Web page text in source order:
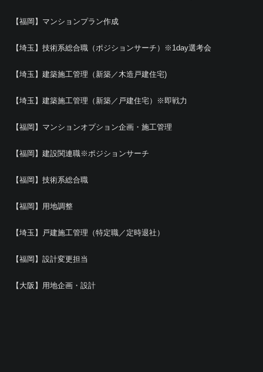
【福岡】マンションプラン作成
【埼玉】技術系総合職（ポジションサーチ）※1day選考会
【埼玉】建築施工管理（新築／木造戸建住宅)
【埼玉】建築施工管理（新築／戸建住宅）※即戦力
【福岡】マンションオプション企画・施工管理
【福岡】建設関連職※ポジションサーチ
【福岡】技術系総合職
【福岡】用地調整
【埼玉】戸建施工管理（特定職／定時退社）
【福岡】設計変更担当
【大阪】用地企画・設計